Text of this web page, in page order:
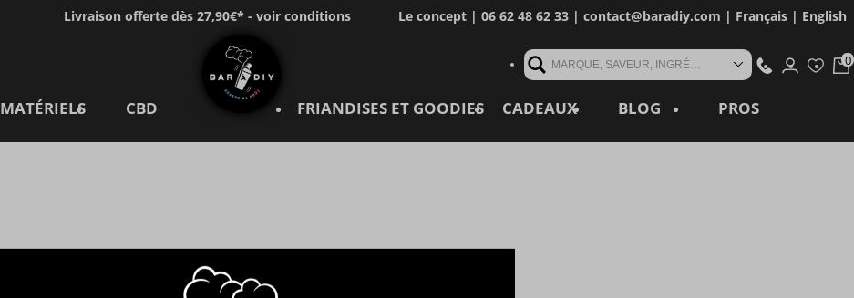
Livraison offerte dès 27,90€* - voir conditions Le concept| 06 62 48 62 33 | contact@baradiy.com | Français| English
MARQUE, SAVEUR, INGRÉDIENT, RÉFÉRENCE, MOT CLÉ...
MATÉRIELS CBD FRIANDISES ET GOODIES CADEAUX BLOG PROS